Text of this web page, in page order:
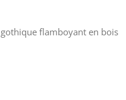
flamboyant en bois